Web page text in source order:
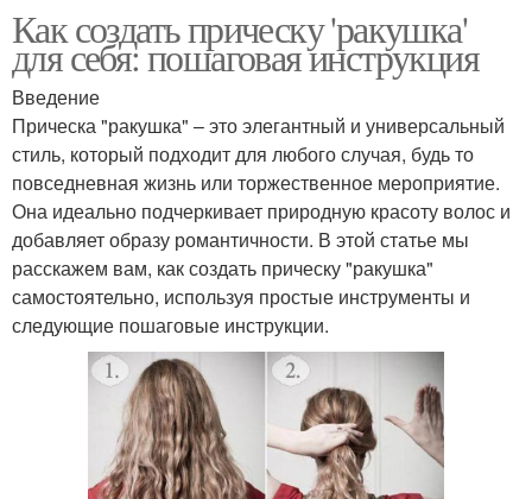
Как создать прическу 'ракушка'
для себя: пошаговая инструкция
Введение
Прическа "ракушка" – это элегантный и универсальный
стиль, который подходит для любого случая, будь то
повседневная жизнь или торжественное мероприятие.
Она идеально подчеркивает природную красоту волос и
добавляет образу романтичности. В этой статье мы
расскажем вам, как создать прическу "ракушка"
самостоятельно, используя простые инструменты и
следующие пошаговые инструкции.